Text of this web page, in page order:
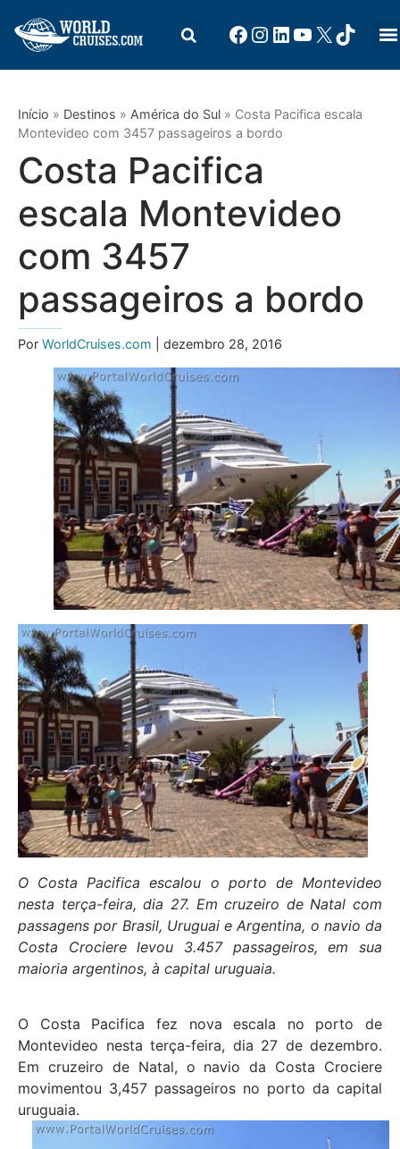
Início » Destinos » América do Sul » Costa Pacifica escala
Montevideo com 3457 passageiros a bordo
Costa Pacifica
escala Montevideo
com 3457
passageiros a bordo
Por WorldCruises.com | dezembro 28, 2016
O Costa Pacifica escalou o porto de Montevideo
nesta terça-feira, dia 27. Em cruzeiro de Natal com
passagens por Brasil, Uruguai e Argentina, o navio da
Costa Crociere levou 3.457 passageiros, em sua
maioria argentinos, à capital uruguaia.
O Costa Pacifica fez nova escala no porto de
Montevideo nesta terça-feira, dia 27 de dezembro.
Em cruzeiro de Natal, o navio da Costa Crociere
movimentou 3,457 passageiros no porto da capital
uruguaia.